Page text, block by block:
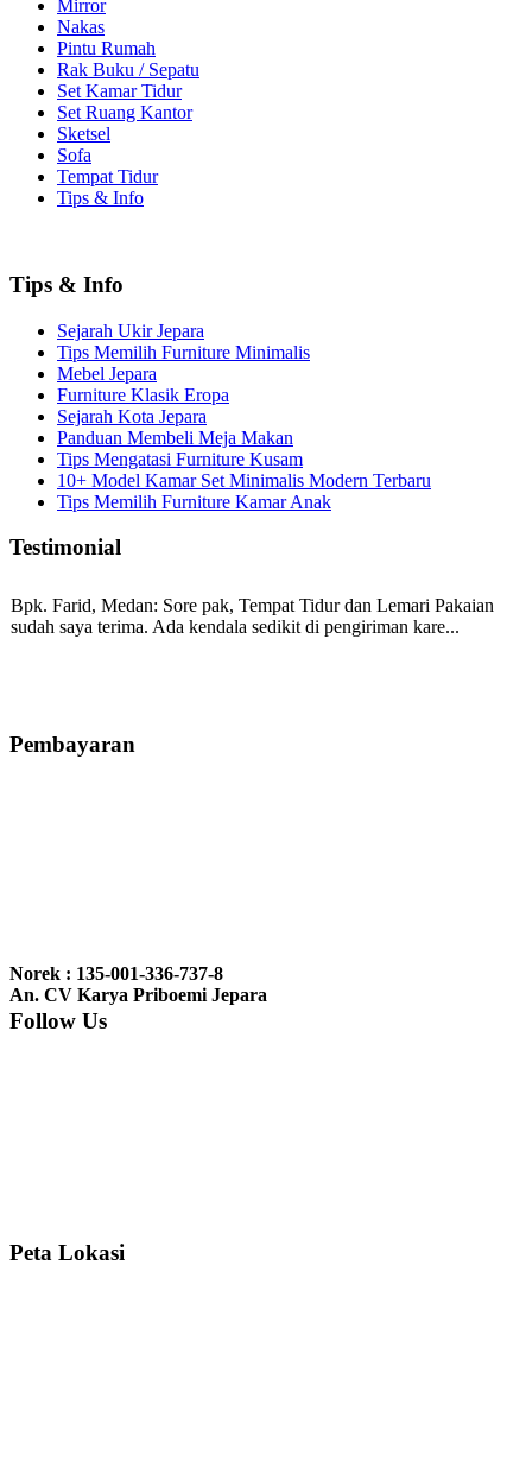
Mirror
Nakas
Pintu Rumah
Rak Buku / Sepatu
Set Kamar Tidur
Set Ruang Kantor
Sketsel
Sofa
Tempat Tidur
Tips & Info
Tips & Info
Sejarah Ukir Jepara
Tips Memilih Furniture Minimalis
Mebel Jepara
Furniture Klasik Eropa
Sejarah Kota Jepara
Panduan Membeli Meja Makan
Tips Mengatasi Furniture Kusam
10+ Model Kamar Set Minimalis Modern Terbaru
Tips Memilih Furniture Kamar Anak
Testimonial
Bpk. Farid, Medan: Sore pak, Tempat Tidur dan Lemari Pakaian
sudah saya terima. Ada kendala sedikit di pengiriman kare...
bale2 dan kursi teras saya sudah saya terima dan p...
nyesel deh beli geby...
Pembayaran
Norek : 135-001-336-737-8
An. CV Karya Priboemi Jepara
Follow Us
Peta Lokasi